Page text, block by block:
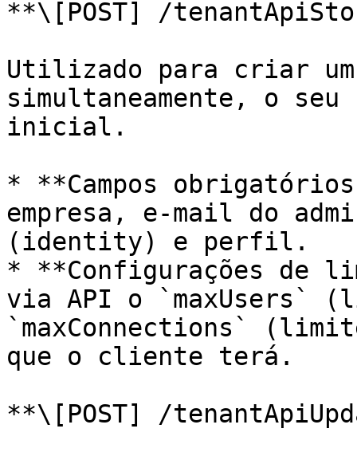
**\[POST] /
Utilizado para criar
simultaneamente, o
inicial.
* **Campos obrigatórios
empresa, e-mail do
(identity) e perfil.
* **Configurações de
via API o `maxUsers`
`maxConnections`
que o cliente terá.
**\[POST] /